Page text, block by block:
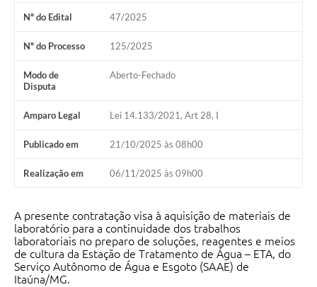
Nº do Edital 47/2025
Nº do Processo 125/2025
Modo de
Disputa
Aberto-Fechado
Amparo Legal Lei 14.133/2021, Art 28, I
Publicado em 21/10/2025 às 08h00
Realização em 06/11/2025 às 09h00
A presente contratação visa à aquisição de materiais de
laboratório para a continuidade dos trabalhos
laboratoriais no preparo de soluções, reagentes e meios
de cultura da Estação de Tratamento de Água – ETA, do
Serviço Autônomo de Água e Esgoto (SAAE) de
Itaúna/MG.